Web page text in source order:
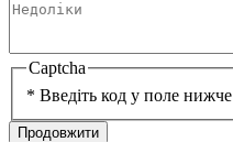
Captcha
* Введіть код у поле нижче
Продовжити